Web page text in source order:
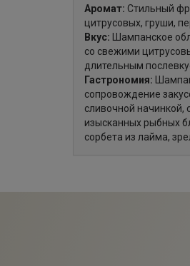
Аромат: Стильный
цитрусовых, груши,
Вкус: Шампанское
со свежими
длительным
Гастрономия:
сопровождение
сливочной начинкой,
изысканных рыбных
сорбета из лайма,